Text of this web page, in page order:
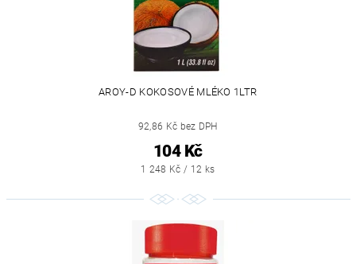
AROY-D KOKOSOVÉ MLÉKO 1LTR
92,86 Kč bez DPH
104 Kč
1 248 Kč / 12 ks